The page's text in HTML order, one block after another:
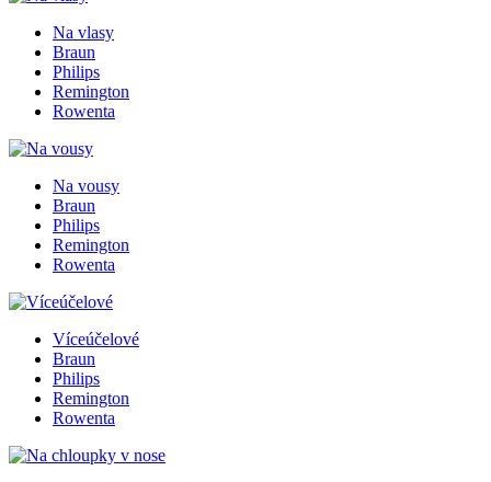
Na vlasy
Braun
Philips
Remington
Rowenta
Na vousy
Braun
Philips
Remington
Rowenta
Víceúčelové
Braun
Philips
Remington
Rowenta